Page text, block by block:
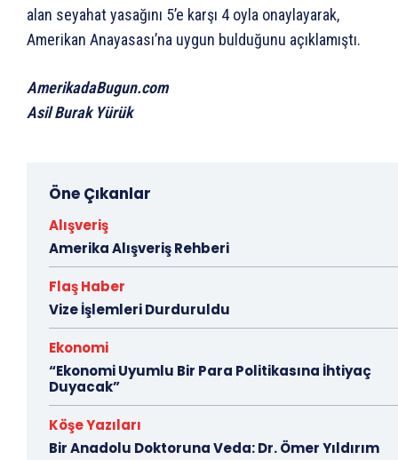
alan seyahat yasağını 5’e karşı 4 oyla onaylayarak,
Amerikan Anayasası’na uygun bulduğunu açıklamıştı.
AmerikadaBugun.com
Asil Burak Yürük
Öne Çıkanlar
Alışveriş
Amerika Alışveriş Rehberi
Flaş Haber
Vize İşlemleri Durduruldu
Ekonomi
“Ekonomi Uyumlu Bir Para Politikasına İhtiyaç
Duyacak”
Köşe Yazıları
Bir Anadolu Doktoruna Veda: Dr. Ömer Yıldırım